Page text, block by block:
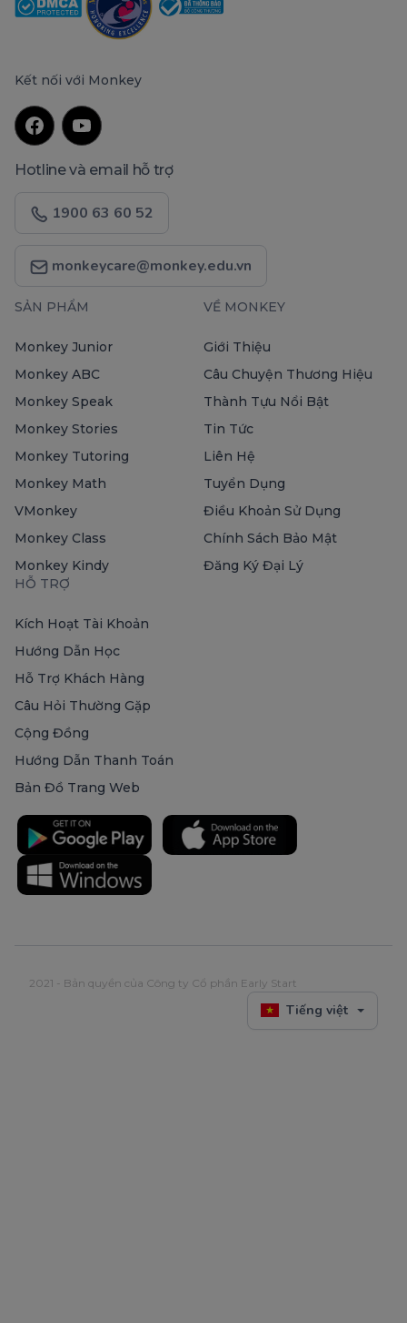
Kết nối với Monkey
Hotline và email hỗ trợ
1900 63 60 52
monkeycare@monkey.edu.vn
SẢN PHẨM
Monkey Junior
Monkey ABC
Monkey Speak
Monkey Stories
Monkey Tutoring
Monkey Math
VMonkey
Monkey Class
Monkey Kindy
VỀ MONKEY
Giới Thiệu
Câu Chuyện Thương Hiệu
Thành Tựu Nổi Bật
Tin Tức
Liên Hệ
Tuyển Dụng
Điều Khoản Sử Dụng
Chính Sách Bảo Mật
Đăng Ký Đại Lý
HỖ TRỢ
Kích Hoạt Tài Khoản
Hướng Dẫn Học
Hỗ Trợ Khách Hàng
Câu Hỏi Thường Gặp
Cộng Đồng
Hướng Dẫn Thanh Toán
Bản Đồ Trang Web
2021 - Bản quyền của Công ty Cổ phần Early Start
Tiếng việt